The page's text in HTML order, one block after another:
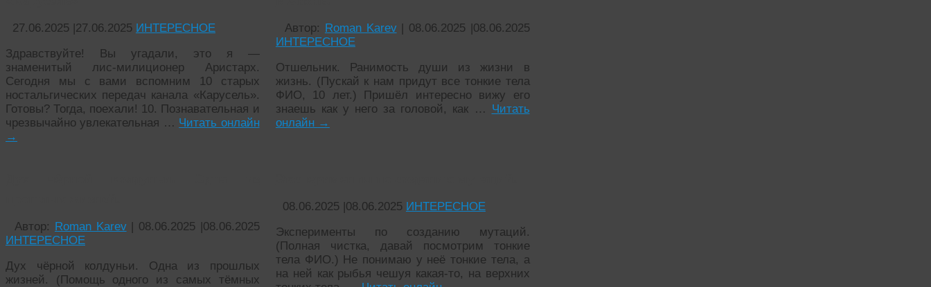
27.06.2025 |27.06.2025 ИНТЕРЕСНОЕ
Здравствуйте! Вы угадали, это я —
знаменитый лис-милиционер Аристарх.
Сегодня мы с вами вспомним 10 старых
ностальгических передач канала «Карусель».
Готовы? Тогда, поехали! 10. Познавательная и
чрезвычайно увлекательная … Читать онлайн
→
Автор: Roman Karev | 08.06.2025 |08.06.2025
ИНТЕРЕСНОЕ
Отшельник. Ранимость души из жизни в
жизнь. (Пускай к нам придут все тонкие тела
ФИО, 10 лет.) Пришёл интересно вижу его
знаешь как у него за головой, как … Читать
онлайн →
Автор: Roman Karev | 08.06.2025 |08.06.2025
ИНТЕРЕСНОЕ
Дух чёрной колдуньи. Одна из прошлых
жизней. (Помощь одного из самых тёмных
08.06.2025 |08.06.2025 ИНТЕРЕСНОЕ
Эксперименты по созданию мутаций.
(Полная чистка, давай посмотрим тонкие
тела ФИО.) Не понимаю у неё тонкие тела, а
на ней как рыбья чешуя какая-то, на верхних